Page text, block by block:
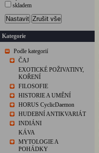
skladem
Nastavit Zrušit vše
Kategorie
Podle kategorií
ČAJ
EXOTICKÉ POŽIVATINY,
KOŘENÍ
FILOSOFIE
HISTORIE A UMĚNÍ
HORUS CyclicDaemon
HUDEBNÍ ANTIKVARIÁT
INDIÁNI
KÁVA
MYTOLOGIE A
POHÁDKY